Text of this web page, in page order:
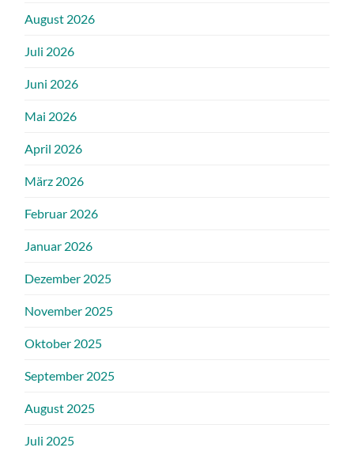
August 2026
Juli 2026
Juni 2026
Mai 2026
April 2026
März 2026
Februar 2026
Januar 2026
Dezember 2025
November 2025
Oktober 2025
September 2025
August 2025
Juli 2025